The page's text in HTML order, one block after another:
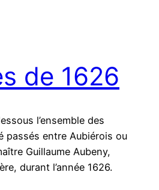
de 1626
l’ensemble des
passés entre Aubiérois ou
Guillaume Aubeny,
durant l’année 1626.